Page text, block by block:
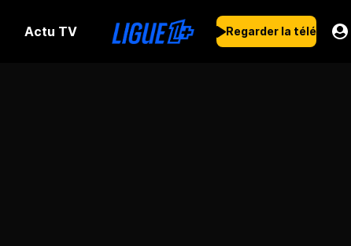
Actu TV Regarder la télé